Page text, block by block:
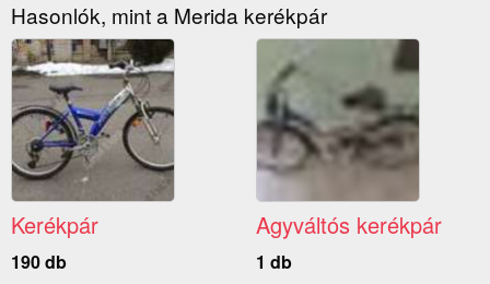
Hasonlók, mint a Merida kerékpár
Kerékpár
190 db
Agyváltós kerékpár
1 db